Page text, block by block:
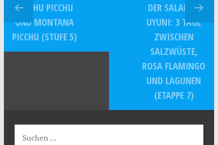
MACHU PICCHU
UND MONTANA
PICCHU (STUFE 5)
DER SALAR DE
UYUNI: 3 TAGE
ZWISCHEN
SALZWÜSTE,
ROSA FLAMINGO
UND LAGUNEN
(ETAPPE 7)